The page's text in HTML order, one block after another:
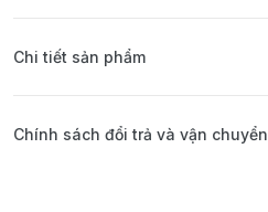
Chi tiết sản phẩm
Chính sách đổi trả và vận chuyển